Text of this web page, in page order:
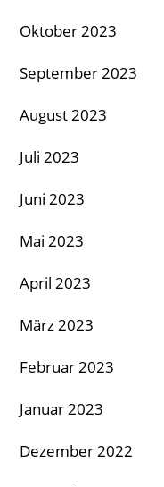
Oktober 2023
September 2023
August 2023
Juli 2023
Juni 2023
Mai 2023
April 2023
März 2023
Februar 2023
Januar 2023
Dezember 2022